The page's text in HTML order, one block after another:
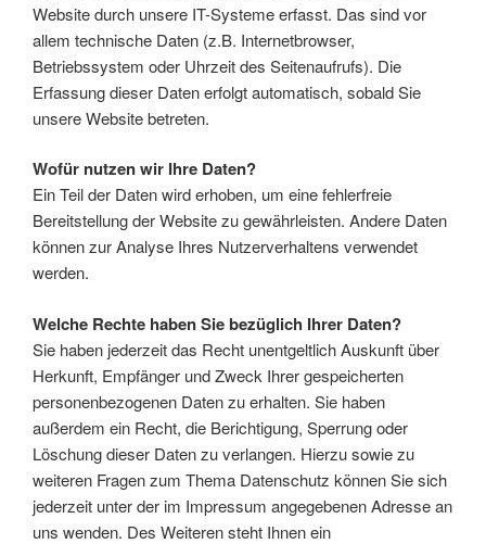
Website durch unsere IT-Systeme erfasst. Das sind vor
allem technische Daten (z.B. Internetbrowser,
Betriebssystem oder Uhrzeit des Seitenaufrufs). Die
Erfassung dieser Daten erfolgt automatisch, sobald Sie
unsere Website betreten.
Wofür nutzen wir Ihre Daten?
Ein Teil der Daten wird erhoben, um eine fehlerfreie
Bereitstellung der Website zu gewährleisten. Andere Daten
können zur Analyse Ihres Nutzerverhaltens verwendet
werden.
Welche Rechte haben Sie bezüglich Ihrer Daten?
Sie haben jederzeit das Recht unentgeltlich Auskunft über
Herkunft, Empfänger und Zweck Ihrer gespeicherten
personenbezogenen Daten zu erhalten. Sie haben
außerdem ein Recht, die Berichtigung, Sperrung oder
Löschung dieser Daten zu verlangen. Hierzu sowie zu
weiteren Fragen zum Thema Datenschutz können Sie sich
jederzeit unter der im Impressum angegebenen Adresse an
uns wenden. Des Weiteren steht Ihnen ein